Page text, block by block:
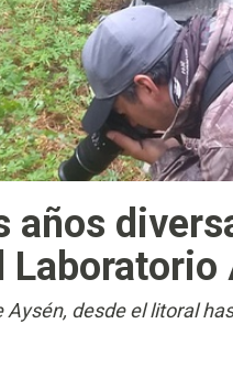
años
desde el litoral